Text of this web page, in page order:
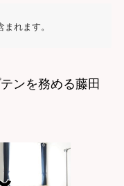
れます。
ンを務める藤田